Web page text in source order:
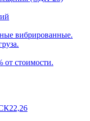
вибрированные.
от стоимости.